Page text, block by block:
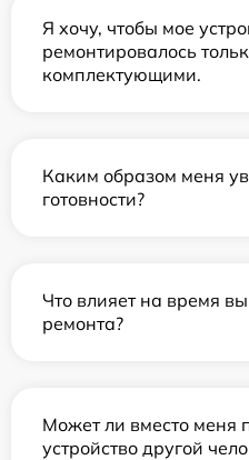
Я хочу, чтобы мое
ремонтировалось
комплектующими.
Каким образом меня
готовности?
Что влияет на время
ремонта?
Может ли вместо меня
устройство другой